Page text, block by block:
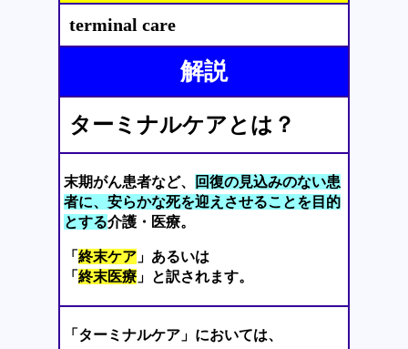
terminal care
解説
ターミナルケアとは？
末期がん患者など、
回復の見込みのない患
者に、安らかな死を迎えさせることを目的
とする介護・医療。
「 終末ケア 」あるいは
「 終末医療 」と訳されます。
「ターミナルケア」においては、